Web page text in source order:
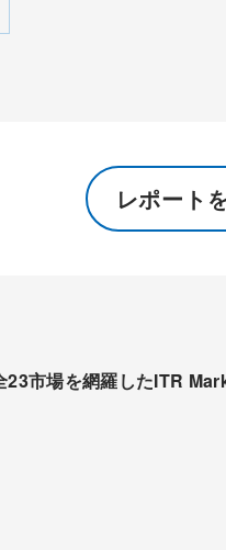
レポート
市場を網羅したITR